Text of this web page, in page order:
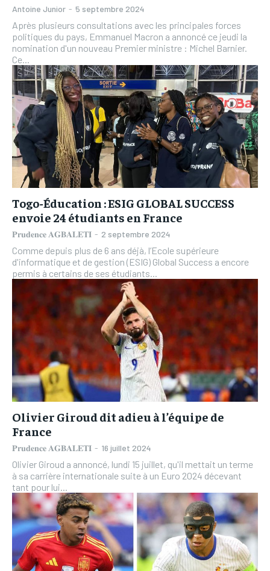
Antoine Junior - 5 septembre 2024
Après plusieurs consultations avec les principales forces
politiques du pays, Emmanuel Macron a annoncé ce jeudi la
nomination d'un nouveau Premier ministre : Michel Barnier.
Ce...
Togo-Éducation : ESIG GLOBAL SUCCESS
envoie 24 étudiants en France
𝐏𝐫𝐮𝐝𝐞𝐧𝐜𝐞 𝐀𝐆𝐁𝐀𝐋𝐄𝐓𝐈 - 2 septembre 2024
Comme depuis plus de 6 ans déjà, l’Ecole supérieure
d'informatique et de gestion (ESIG) Global Success a encore
permis à certains de ses étudiants...
Olivier Giroud dit adieu à l’équipe de
France
𝐏𝐫𝐮𝐝𝐞𝐧𝐜𝐞 𝐀𝐆𝐁𝐀𝐋𝐄𝐓𝐈 - 16 juillet 2024
Olivier Giroud a annoncé, lundi 15 juillet, qu'il mettait un terme
à sa carrière internationale suite à un Euro 2024 décevant
tant pour lui...